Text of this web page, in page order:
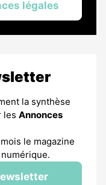
légales
la synthèse
les Annonces
le magazine